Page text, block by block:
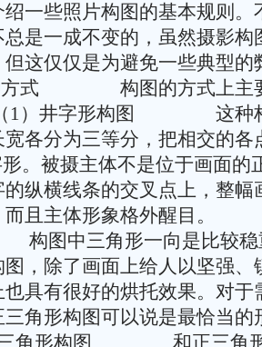
一些照片构图的基本规则。
是一成不变的，虽然摄影构
但这仅仅是为避免一些
方式 构图的方式上主要
字形构图 这种构
各分为三等分，把相交的各
。被摄主体不是位于画面的
纵横线条的交叉点上，整幅
而且主体形象格外醒目
中三角形一向是比较稳
，除了画面上给人以坚强、
具有很好的烘托效果。对于
三角形构图可以说是最恰当
形构图 和正三角形